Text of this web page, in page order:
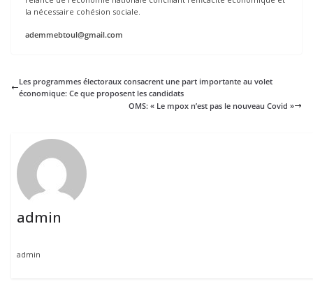
la nécessaire cohésion sociale.
ademmebtoul@gmail.com
Les programmes électoraux consacrent une part importante au volet
économique: Ce que proposent les candidats
OMS: « Le mpox n’est pas le nouveau Covid »
admin
admin